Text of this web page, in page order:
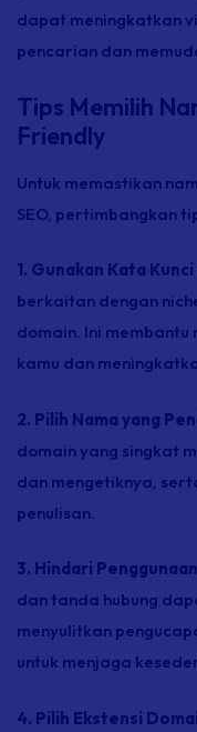
dapat meningkatkan
pencarian dan
Tips Memilih
Friendly
Untuk memastikan
SEO, pertimbangkan
1. Gunakan Kata
berkaitan dengan
domain. Ini membantu
kamu dan
2. Pilih Nama yang
domain yang singkat
dan mengetiknya,
penulisan.
3. Hindari
dan tanda hubung
menyulitkan
untuk menjaga
4. Pilih Ekstensi